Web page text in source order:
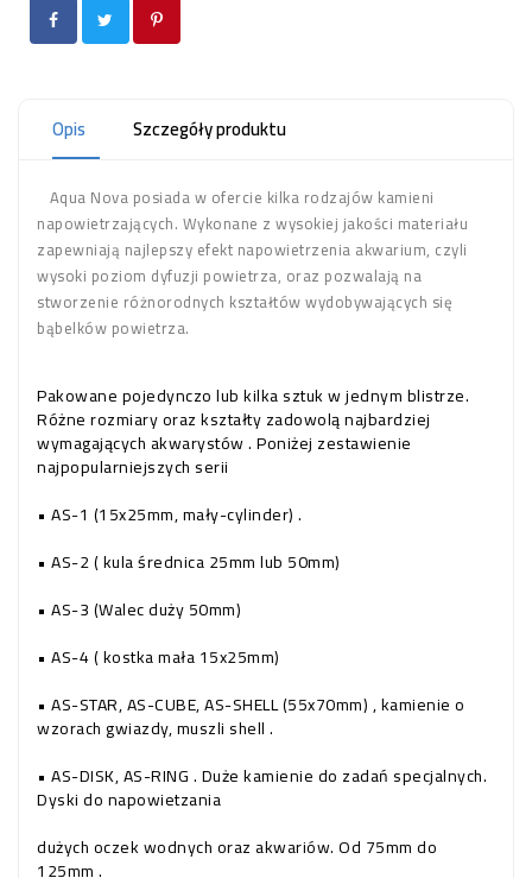
Opis Szczegóły produktu
Aqua Nova posiada w ofercie kilka rodzajów kamieni
napowietrzających. Wykonane z wysokiej jakości materiału
zapewniają najlepszy efekt napowietrzenia akwarium, czyli
wysoki poziom dyfuzji powietrza, oraz pozwalają na
stworzenie różnorodnych kształtów wydobywających się
bąbelków powietrza.
Pakowane pojedynczo lub kilka sztuk w jednym blistrze.
Różne rozmiary oraz kształty zadowolą najbardziej
wymagających akwarystów . Poniżej zestawienie
najpopularniejszych serii
• AS-1 (15x25mm, mały-cylinder) .
• AS-2 ( kula średnica 25mm lub 50mm)
• AS-3 (Walec duży 50mm)
• AS-4 ( kostka mała 15x25mm)
• AS-STAR, AS-CUBE, AS-SHELL (55x70mm) , kamienie o
wzorach gwiazdy, muszli shell .
• AS-DISK, AS-RING . Duże kamienie do zadań specjalnych.
Dyski do napowietzania
dużych oczek wodnych oraz akwariów. Od 75mm do
125mm .